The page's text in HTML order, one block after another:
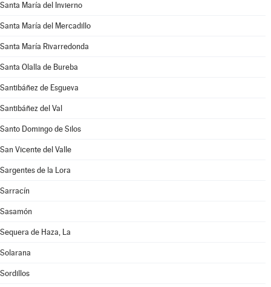
Santa María del Invierno
Santa María del Mercadillo
Santa María Rivarredonda
Santa Olalla de Bureba
Santibáñez de Esgueva
Santibáñez del Val
Santo Domingo de Silos
San Vicente del Valle
Sargentes de la Lora
Sarracín
Sasamón
Sequera de Haza, La
Solarana
Sordillos